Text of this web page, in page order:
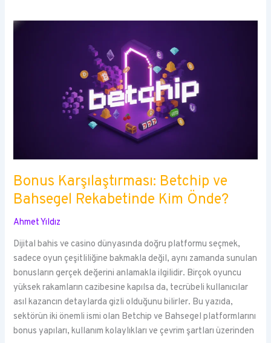
Bonus Karşılaştırması: Betchip ve
Bahsegel Rekabetinde Kim Önde?
Ahmet Yıldız
Dijital bahis ve casino dünyasında doğru platformu seçmek,
sadece oyun çeşitliliğine bakmakla değil, aynı zamanda sunulan
bonusların gerçek değerini anlamakla ilgilidir. Birçok oyuncu
yüksek rakamların cazibesine kapılsa da, tecrübeli kullanıcılar
asıl kazancın detaylarda gizli olduğunu bilirler. Bu yazıda,
sektörün iki önemli ismi olan Betchip ve Bahsegel platformlarını
bonus yapıları, kullanım kolaylıkları ve çevrim şartları üzerinden